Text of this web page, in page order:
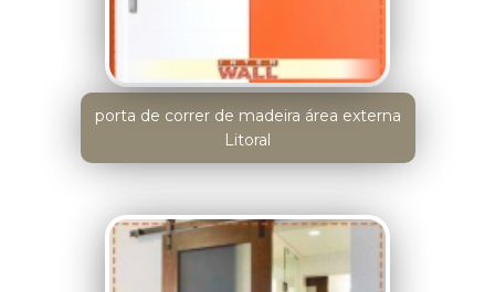
porta de correr de madeira área externa
Litoral